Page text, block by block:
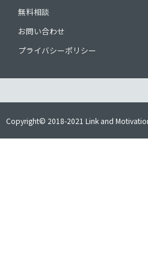
無料相談
お問い合わせ
プライバシーポリシー
Copyright© 2018-2021 Link and